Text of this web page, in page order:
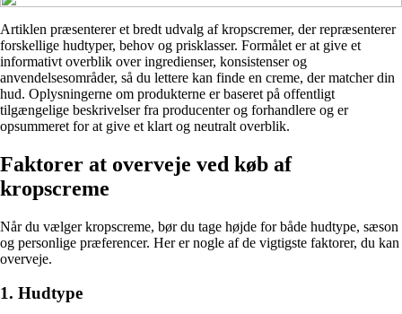
Artiklen præsenterer et bredt udvalg af kropscremer, der repræsenterer
forskellige hudtyper, behov og prisklasser. Formålet er at give et
informativt overblik over ingredienser, konsistenser og
anvendelsesområder, så du lettere kan finde en creme, der matcher din
hud. Oplysningerne om produkterne er baseret på offentligt
tilgængelige beskrivelser fra producenter og forhandlere og er
opsummeret for at give et klart og neutralt overblik.
Faktorer at overveje ved køb af
kropscreme
Når du vælger kropscreme, bør du tage højde for både hudtype, sæson
og personlige præferencer. Her er nogle af de vigtigste faktorer, du kan
overveje.
1. Hudtype